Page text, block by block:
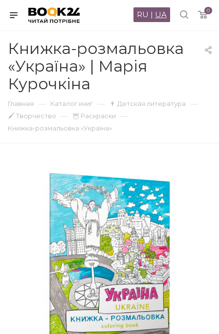
0
RU | UA
Книжка-розмальовка
«Україна» | Марія
Курочкіна
Главная — Каталог книг — 👨 Детская литература —
🖌 Творчество — 🦉 Раскраски —
Книжка-розмальовка «Україна»